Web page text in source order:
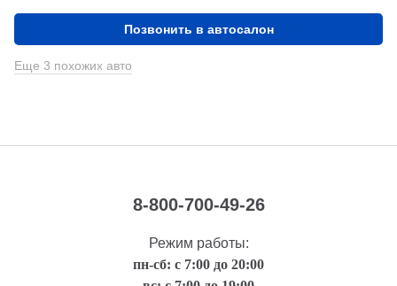
Позвонить в автосалон
Еще 3 похожих авто
8-800-700-49-26
Режим работы:
пн-сб: с 7:00 до 20:00